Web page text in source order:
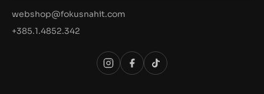
webshop@fokusnahit.com
+385.1.4852.342